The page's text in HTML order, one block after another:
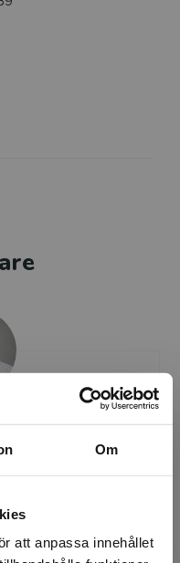
Om
att anpassa innehållet
av undervisning,